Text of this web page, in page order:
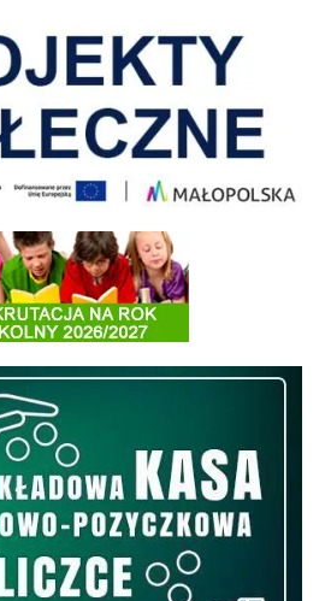
terminach rekrutacji na rok szkolny 2026/2027